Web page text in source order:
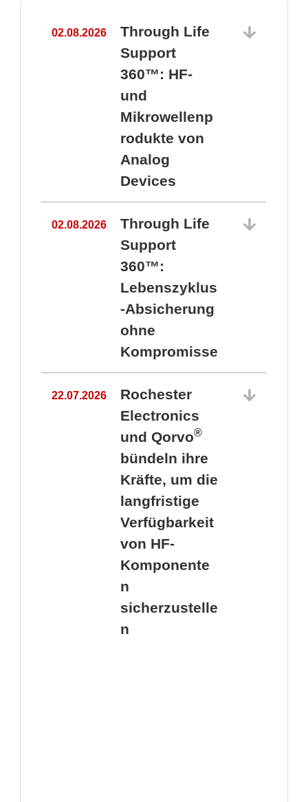
02.08.2026
Through Life
Support
360™: HF-
und
Mikrowellenp
rodukte von
Analog
Devices
02.08.2026
Through Life
Support
360™:
Lebenszyklus
-Absicherung
ohne
Kompromisse
22.07.2026
Rochester
Electronics
und Qorvo®
bündeln ihre
Kräfte, um die
langfristige
Verfügbarkeit
von HF-
Komponente
n
sicherzustelle
n